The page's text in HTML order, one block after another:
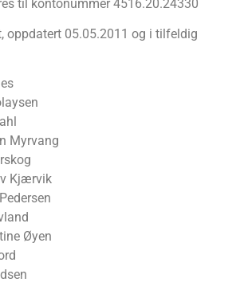
til kontonummer 4516.20.24330
oppdatert 05.05.2011 og i tilfeldig
Myrvang
Kjærvik
Øyen